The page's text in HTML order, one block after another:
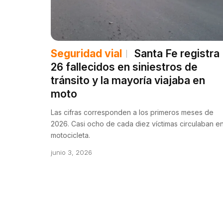
Seguridad vial
Santa Fe registra
26 fallecidos en siniestros de
tránsito y la mayoría viajaba en
moto
Las cifras corresponden a los primeros meses de
2026. Casi ocho de cada diez víctimas circulaban
motocicleta.
junio 3, 2026